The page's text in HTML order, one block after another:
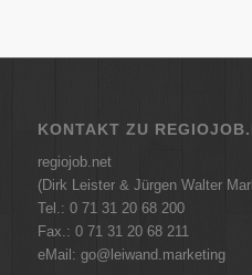
KONTAKT ZU
regiojob.net
(Dirk Leister & Jürgen Walter
Tel.: 0 71 31 20 68 200
Fax.: 0 71 31 20 68 211
eMail: go@leiwand.marketing